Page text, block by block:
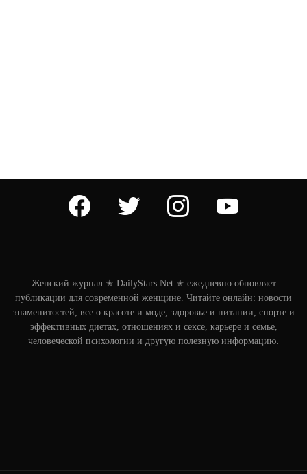
facebook twitter instagram
Женский журнал ✭ DailyStars.Net ✭ ежедневно обновляет
публикации для современной женщине. Читайте онлайн: новости
знаменитостей, все о красоте и моде, здоровье и питании, спорте и
эффективных диетах, отношениях и сексе, карьере и семье,
человеческой психологии и другую полезную информацию.